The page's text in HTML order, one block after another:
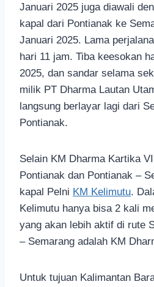
Januari 2025 juga diawali
kapal dari Pontianak ke
Januari 2025. Lama
hari 11 jam. Tiba keesokan
2025, dan sandar selama
milik PT Dharma Lautan
langsung berlayar lagi dari
Pontianak.
Selain KM Dharma Kartika
Pontianak dan Pontianak –
kapal Pelni KM Kelimutu.
Kelimutu hanya bisa 2 kali
yang akan lebih aktif di rute
– Semarang adalah KM
Untuk tujuan Kalimantan